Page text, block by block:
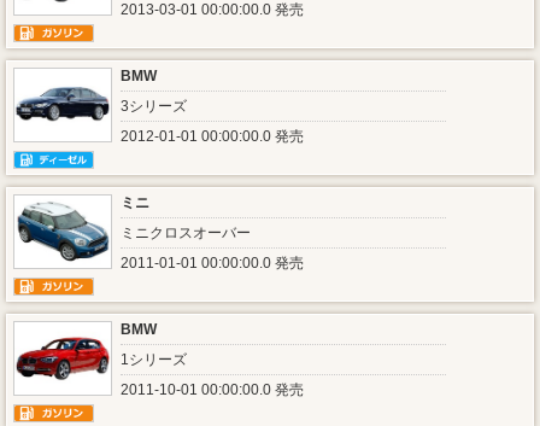
2013-03-01 00:00:00.0 発売
BMW
3シリーズ
2012-01-01 00:00:00.0 発売
ミニ
ミニクロスオーバー
2011-01-01 00:00:00.0 発売
BMW
1シリーズ
2011-10-01 00:00:00.0 発売